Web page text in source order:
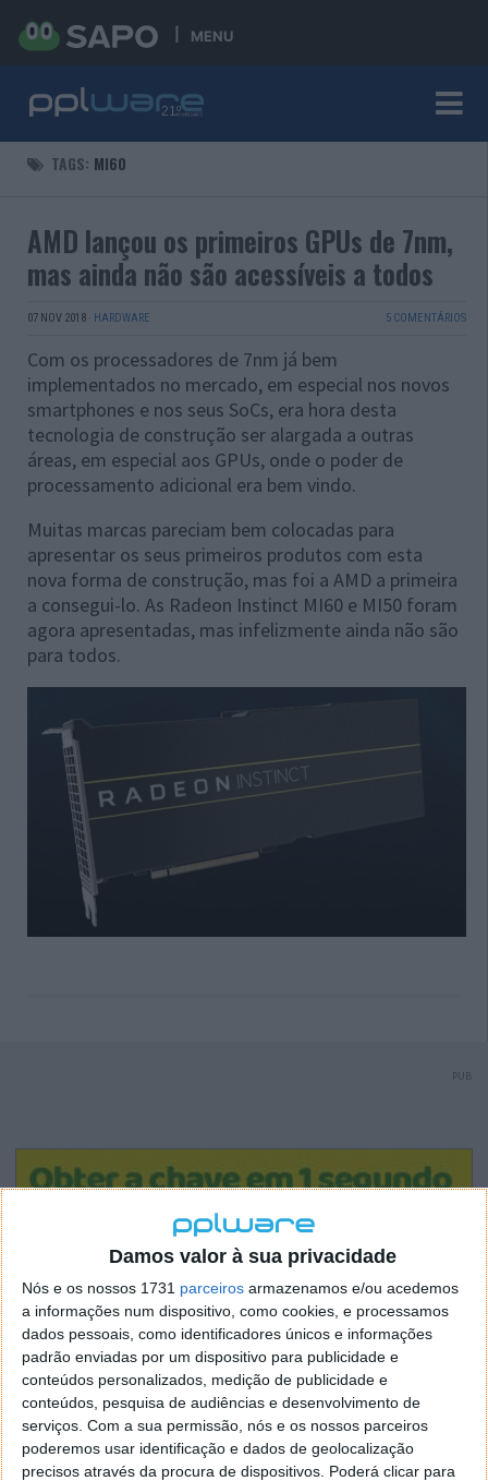
Damos valor à sua privacidade
Nós e os nossos 1731 parceiros armazenamos e/ou acedemos
a informações num dispositivo, como cookies, e processamos
dados pessoais, como identificadores únicos e informações
padrão enviadas por um dispositivo para publicidade e
conteúdos personalizados, medição de publicidade e
conteúdos, pesquisa de audiências e desenvolvimento de
serviços. Com a sua permissão, nós e os nossos parceiros
poderemos usar identificação e dados de geolocalização
precisos através da procura de dispositivos. Poderá clicar para
MENU
TAGS: MI60
AMD lançou os primeiros GPUs de 7nm,
mas ainda não são acessíveis a todos
07 NOV 2018 · HARDWARE 5 COMENTÁRIOS
Com os processadores de 7nm já bem
implementados no mercado, em especial nos novos
smartphones e nos seus SoCs, era hora desta
tecnologia de construção ser alargada a outras
áreas, em especial aos GPUs, onde o poder de
processamento adicional era bem vindo.
Muitas marcas pareciam bem colocadas para
apresentar os seus primeiros produtos com esta
nova forma de construção, mas foi a AMD a primeira
a consegui-lo. As Radeon Instinct MI60 e MI50 foram
agora apresentadas, mas infelizmente ainda não são
para todos.
PUB